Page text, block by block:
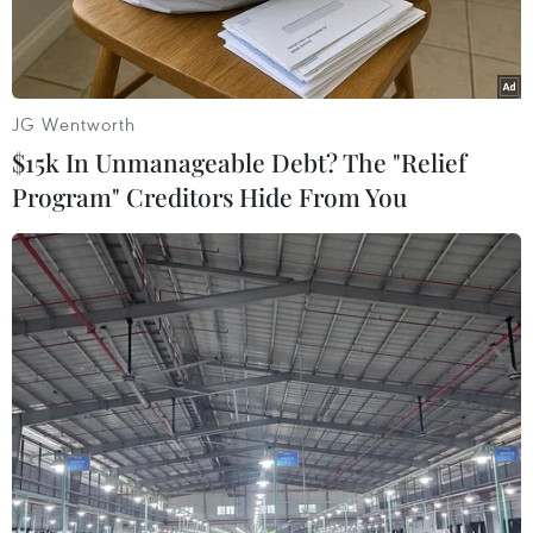
năm 2024.
Quang cảnh buổi họp báo. (Ảnh: Phạm Cường/TTXVN)
Ngày 20/5, Sở Thông tin và Truyền thông tỉnh
Quảng Ngãi tổ chức họp báo chuyên đề cung
JG Wentworth
$15k In Unmanageable Debt? The "Relief
Program" Creditors Hide From You